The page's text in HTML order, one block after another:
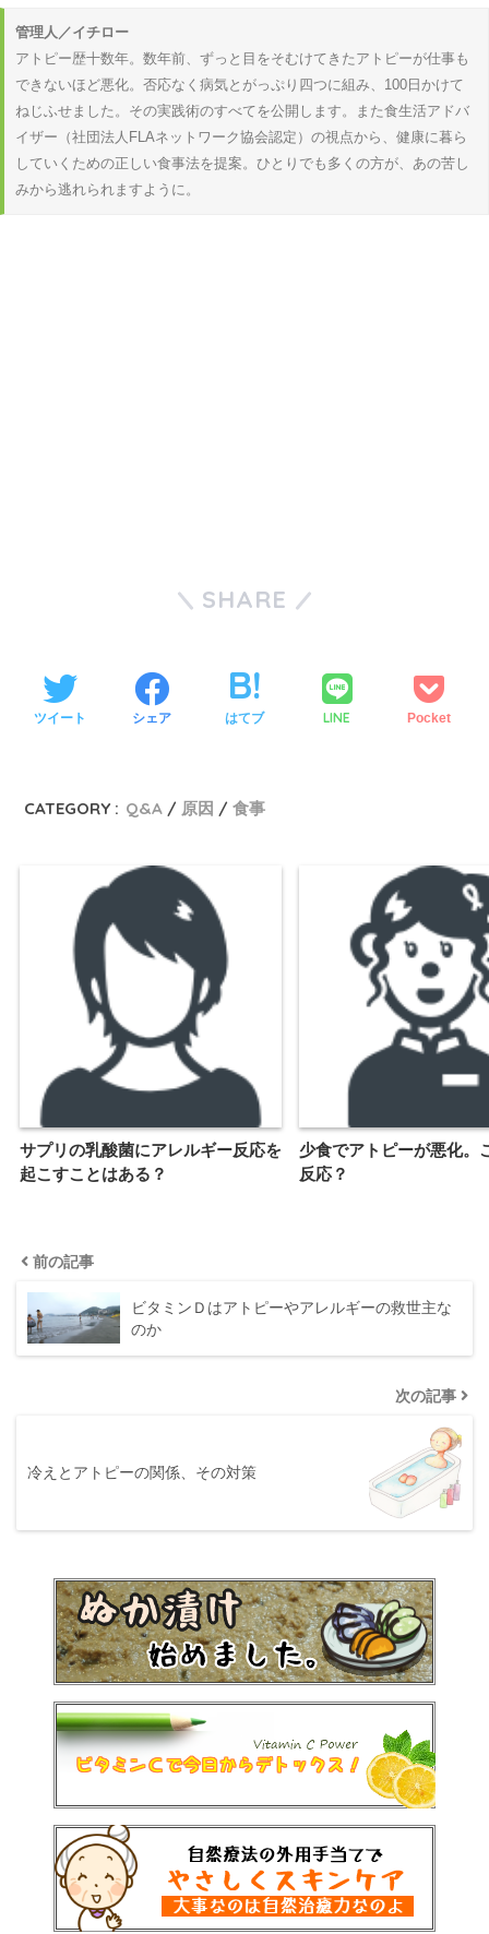
管理人／イチロー
アトピー歴十数年。数年前、ずっと目をそむけてきたアトピーが仕事も
できないほど悪化。否応なく病気とがっぷり四つに組み、100日かけて
ねじふせました。その実践術のすべてを公開します。また食生活アドバ
イザー（社団法人FLAネットワーク協会認定）の視点から、健康に暮ら
していくための正しい食事法を提案。ひとりでも多くの方が、あの苦し
みから逃れられますように。
SHARE
ツイート シェア はてブ LINE Pocket
CATEGORY : Q&A 原因 食事
サプリの乳酸菌にアレルギー反応を
起こすことはある？
少食でアトピーが悪化。
反応？
前の記事
ビタミンＤはアトピーやアレルギーの救世主な
のか
次の記事
冷えとアトピーの関係、その対策